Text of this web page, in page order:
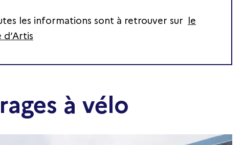
les informations sont à retrouver sur
le
d’Artis
à vélo